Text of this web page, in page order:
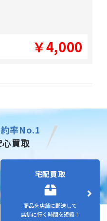
￥4,000
率No.1
心買取
宅配買取
商品を店舗に郵送して
店舗に行く時間を短縮！